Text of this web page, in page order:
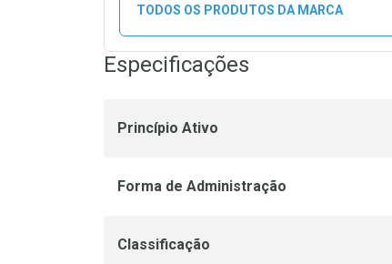
TODOS OS PRODUTOS DA MARCA
Especificações
Princípio Ativo
Forma de Administração
Classificação